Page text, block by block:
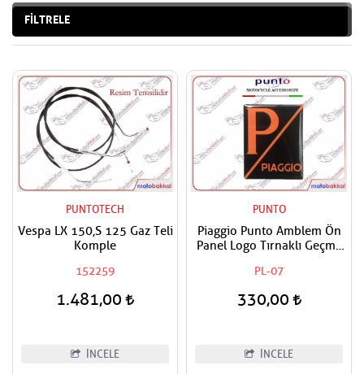
FİLTRELE
PUNTOTECH
Vespa LX 150,S 125 Gaz Teli
Komple
152259
1.481,00
İNCELE
PUNTO
Piaggio Punto Amblem Ön
Panel Logo Tırnaklı Geçme
Turuncu-siyah
PL-07
330,00
İNCELE